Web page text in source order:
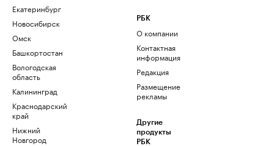
Екатеринбург
Новосибирск
Омск
Башкортостан
Вологодская
область
Калининград
Краснодарский
край
Нижний
Новгород
РБК
О компании
Контактная
информация
Редакция
Размещение
рекламы
Другие
продукты
РБК